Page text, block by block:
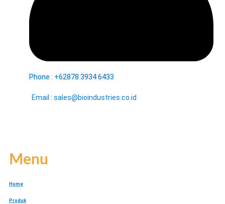
Phone : +62878 3934 6433
Email : sales@bioindustries.co.id
Menu
Home
Produk